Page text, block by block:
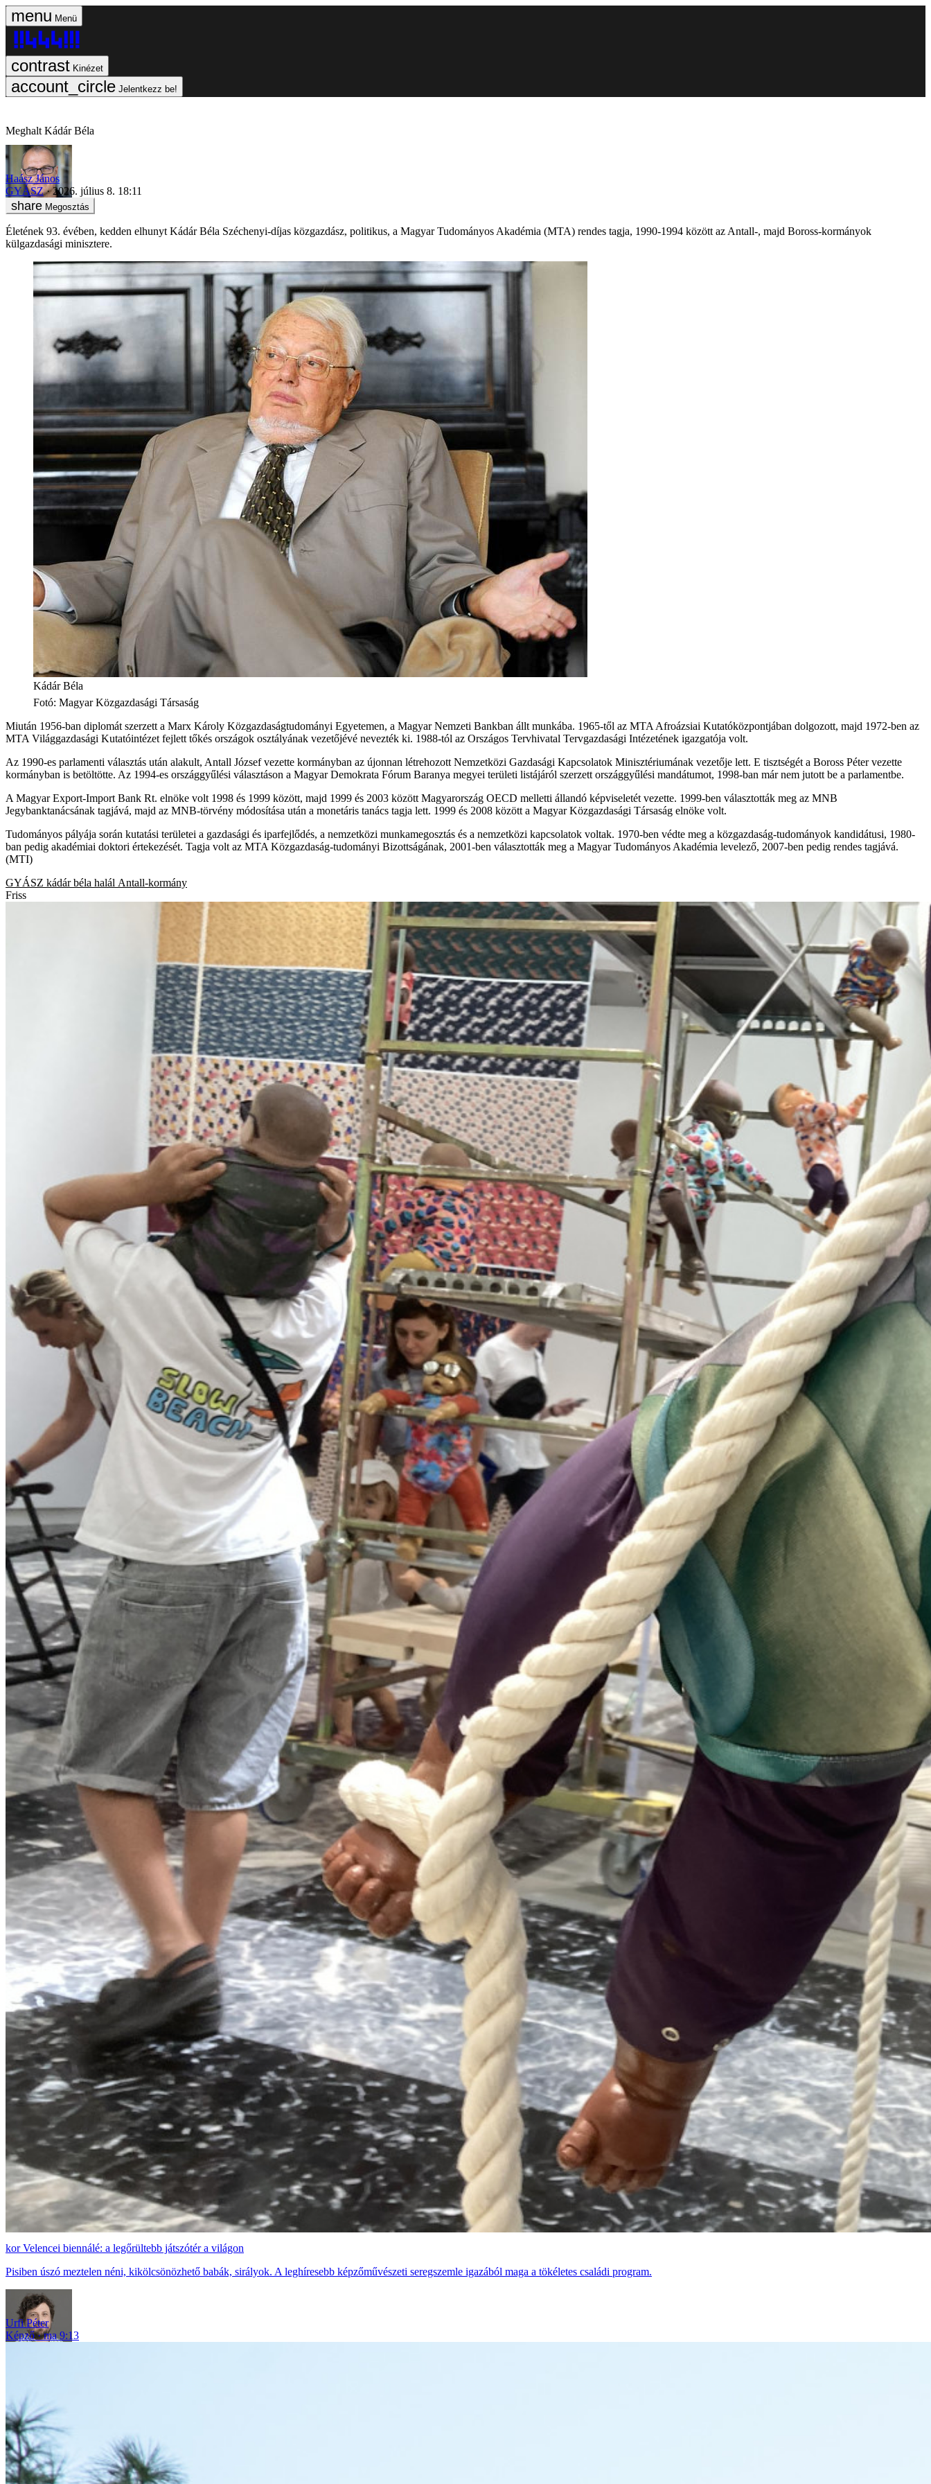
Menü
Kinézet
Jelentkezz be!
Meghalt Kádár Béla
Haász János
GYÁSZ
2026. július 8. 18:11
Megosztás
Életének 93. évében, kedden elhunyt Kádár Béla Széchenyi-díjas közgazdász, politikus, a Magyar Tudományos Akadémia (MTA) rendes tagja, 1990-1994 között az Antall-, majd Boross-kormányok
külgazdasági minisztere.
Kádár Béla
Fotó: Magyar Közgazdasági Társaság
Miután 1956-ban diplomát szerzett a Marx Károly Közgazdaságtudományi Egyetemen, a Magyar Nemzeti Bankban állt munkába. 1965-től az MTA Afroázsiai Kutatóközpontjában dolgozott, majd 1972-ben az
MTA Világgazdasági Kutatóintézet fejlett tőkés országok osztályának vezetőjévé nevezték ki. 1988-tól az Országos Tervhivatal Tervgazdasági Intézetének igazgatója volt.
Az 1990-es parlamenti választás után alakult, Antall József vezette kormányban az újonnan létrehozott Nemzetközi Gazdasági Kapcsolatok Minisztériumának vezetője lett. E tisztségét a Boross Péter vezette
kormányban is betöltötte. Az 1994-es országgyűlési választáson a Magyar Demokrata Fórum Baranya megyei területi listájáról szerzett országgyűlési mandátumot, 1998-ban már nem jutott be a parlamentbe.
A Magyar Export-Import Bank Rt. elnöke volt 1998 és 1999 között, majd 1999 és 2003 között Magyarország OECD melletti állandó képviseletét vezette. 1999-ben választották meg az MNB
Jegybanktanácsának tagjává, majd az MNB-törvény módosítása után a monetáris tanács tagja lett. 1999 és 2008 között a Magyar Közgazdasági Társaság elnöke volt.
Tudományos pályája során kutatási területei a gazdasági és iparfejlődés, a nemzetközi munkamegosztás és a nemzetközi kapcsolatok voltak. 1970-ben védte meg a közgazdaság-tudományok kandidátusi, 1980-
ban pedig akadémiai doktori értekezését. Tagja volt az MTA Közgazdaság-tudományi Bizottságának, 2001-ben választották meg a Magyar Tudományos Akadémia levelező, 2007-ben pedig rendes tagjává.
(MTI)
GYÁSZ kádár béla halál Antall-kormány
Friss
Velencei biennálé: a legőrültebb játszótér a világon
Pisiben úszó meztelen néni, kikölcsönözhető babák, sirályok. A leghíresebb képzőművészeti seregszemle igazából maga a tökéletes családi program.
Urfi Péter
Képző
ma 9:13